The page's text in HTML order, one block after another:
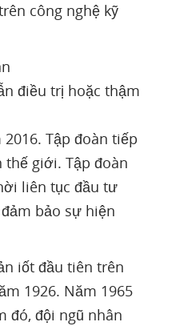
công nghệ kỹ
điều trị hoặc thậm
Tập đoàn tiếp
giới. Tập đoàn
liên tục đầu tư
bảo sự hiện
iốt đầu tiên trên
1926. Năm 1965
đó, đội ngũ nhân